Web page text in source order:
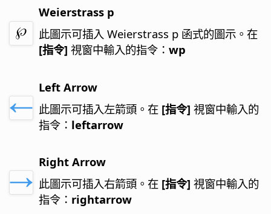
Weierstrass p
此圖示可插入 Weierstrass p 函式的圖示。在
[指令] 視窗中輸入的指令：wp
Left Arrow
此圖示可插入左箭頭。在 [指令] 視窗中輸入的
指令： leftarrow
Right Arrow
此圖示可插入右箭頭。在 [指令] 視窗中輸入的
指令： rightarrow